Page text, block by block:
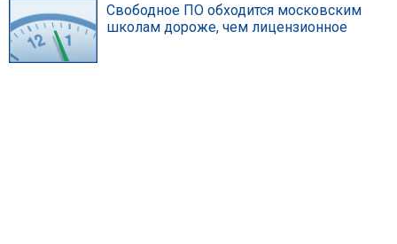
Свободное ПО обходится московским
школам дороже, чем лицензионное